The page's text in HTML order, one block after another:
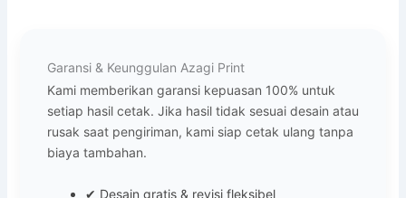
Garansi & Keunggulan Azagi Print
Kami memberikan garansi kepuasan 100% untuk
setiap hasil cetak. Jika hasil tidak sesuai desain atau
rusak saat pengiriman, kami siap cetak ulang tanpa
biaya tambahan.
✔ Desain gratis & revisi fleksibel